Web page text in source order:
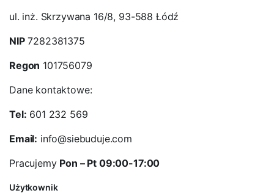
ul. inż. Skrzywana 16/8, 93-588 Łódź
NIP7282381375
Regon 101756079
Dane kontaktowe:
Tel: 601 232 569
Email: info@siebuduje.com
Pracujemy Pon – Pt 09:00-17:00
Użytkownik